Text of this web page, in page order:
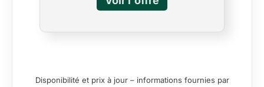
Disponibilité et prix à jour – informations fournies par